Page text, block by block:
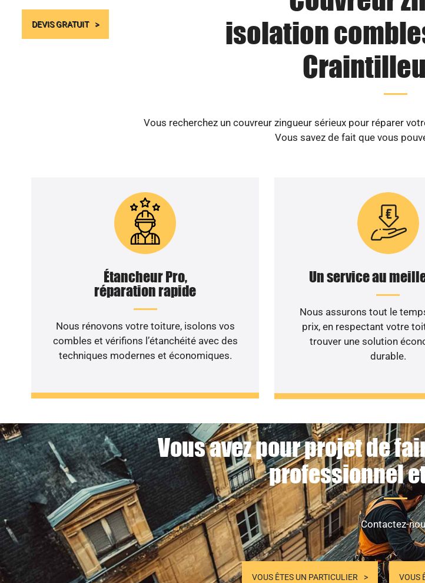
DEVIS GRATUIT
isolation
Vous recherchez un couvreur zingueur sérieux pour réparer
Vous savez de fait que vous
Étancheur Pro,
réparation rapide
Nous rénovons votre toiture, isolons vos
combles et vérifions l’étanchéité avec des
techniques modernes et économiques.
Un service au
Nous assurons tout le
prix, en respectant votre
trouver une solution
durable.
Vous avez pour projet de
professionnel
Contactez-
VOUS ÊTES UN PARTICULIER VOUS